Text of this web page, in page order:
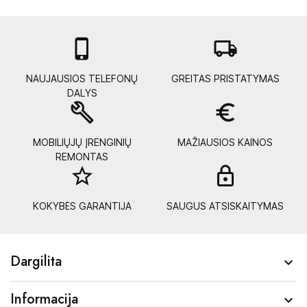

NAUJAUSIOS TELEFONŲ
DALYS
local_shipping
GREITAS PRISTATYMAS
build
MOBILIŲJŲ ĮRENGINIŲ
REMONTAS
euro_symbol
MAŽIAUSIOS KAINOS
star_border
KOKYBĖS GARANTIJA SAUGUS ATSISKAITYMAS
Dargilita 
Informacija 